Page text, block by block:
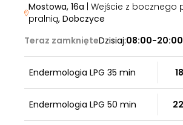
Mostowa, 16a | Wejście z bocznego
pralnią, Dobczyce
Teraz zamknięteDzisiaj:08:00-20:00
Endermologia LPG 35 min
Endermologia LPG 50 min